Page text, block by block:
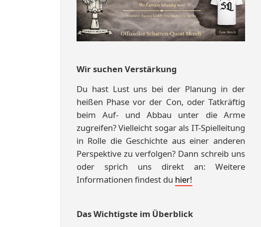
Wir suchen Verstärkung
Du hast Lust uns bei der Planung in der
heißen Phase vor der Con, oder Tatkräftig
beim Auf- und Abbau unter die Arme
zugreifen? Vielleicht sogar als IT-Spielleitung
in Rolle die Geschichte aus einer anderen
Perspektive zu verfolgen? Dann schreib uns
oder sprich uns direkt an: Weitere
Informationen findest du hier!
Das Wichtigste im Überblick